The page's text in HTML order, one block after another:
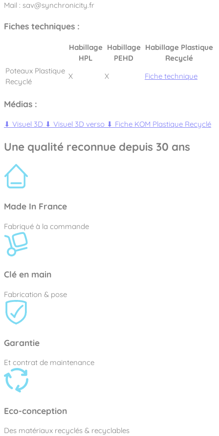
Mail : sav@synchronicity.fr
Fiches techniques :
Habillage
HPL
Habillage
PEHD
Habillage Plastique
Recyclé
Poteaux Plastique
Recyclé
X X Fiche technique
Médias :
⬇ Visuel 3D ⬇ Visuel 3D verso ⬇ Fiche KOM Plastique Recyclé
Une qualité reconnue depuis 30 ans
Made In France
Fabriqué à la commande
Clé en main
Fabrication & pose
Garantie
Et contrat de maintenance
Eco-conception
Des matériaux recyclés & recyclables